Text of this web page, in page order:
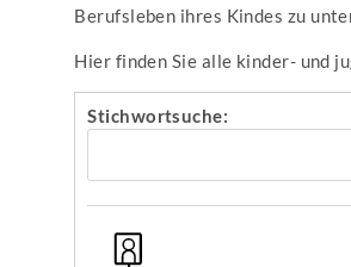
Berufsleben ihres Kindes zu
Hier finden Sie alle kinder- und
Stichwortsuche: